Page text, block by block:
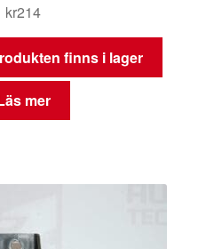
kr214
finns i lager
mer